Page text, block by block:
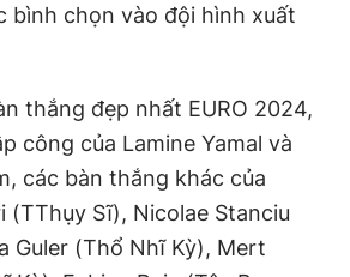
bình chọn vào đội hình xuất
thắng đẹp nhất EURO 2024,
công của Lamine Yamal và
các bàn thắng khác của
(TThụy Sĩ), Nicolae Stanciu
Guler (Thổ Nhĩ Kỳ), Mert